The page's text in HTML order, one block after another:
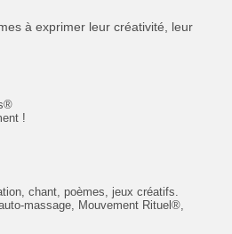
à exprimer leur créativité, leur
!
chant, poèmes, jeux créatifs.
massage, Mouvement Rituel®,